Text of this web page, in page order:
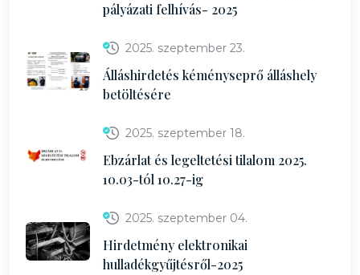
pályázati felhívás- 2025
2025. szeptember 23.
Álláshirdetés kéményseprő álláshely
betöltésére
2025. szeptember 18.
Ebzárlat és legeltetési tilalom 2025.
10.03-tól 10.27-ig
2025. szeptember 04.
Hirdetmény elektronikai
hulladékgyűjtésről-2025